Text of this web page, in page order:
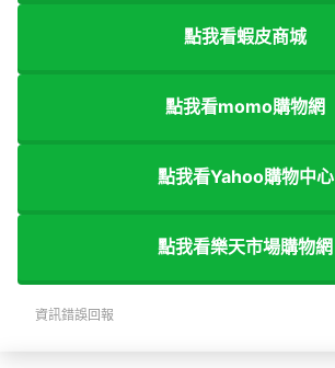
點我看蝦皮商城
點我看momo購物網
點我看Yahoo購物中心
點我看樂天市場購物網
資訊錯誤回報